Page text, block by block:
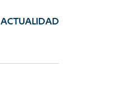
ACTUALIDAD